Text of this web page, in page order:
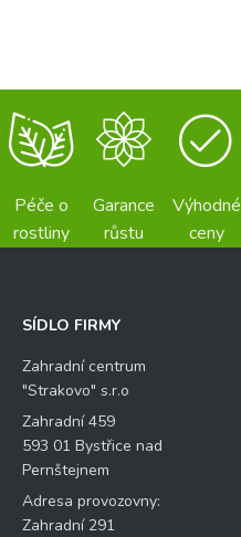
Péče o
rostliny
Garance
růstu
Výhodné
ceny
SÍDLO FIRMY
Zahradní centrum
"Strakovo" s.r.o
Zahradní 459
593 01 Bystřice nad
Pernštejnem
Adresa provozovny:
Zahradní 291